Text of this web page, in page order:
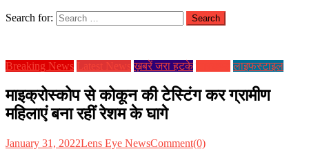
Search for:
Breaking News Latest News ख़बरें जरा हटके लाइफस्टाइल
माइक्रोस्कोप से कोकून की टेस्टिंग कर ग्रामीण
महिलाएं बना रहीं रेशम के घागे
January 31, 2022Lens Eye NewsComment(0)